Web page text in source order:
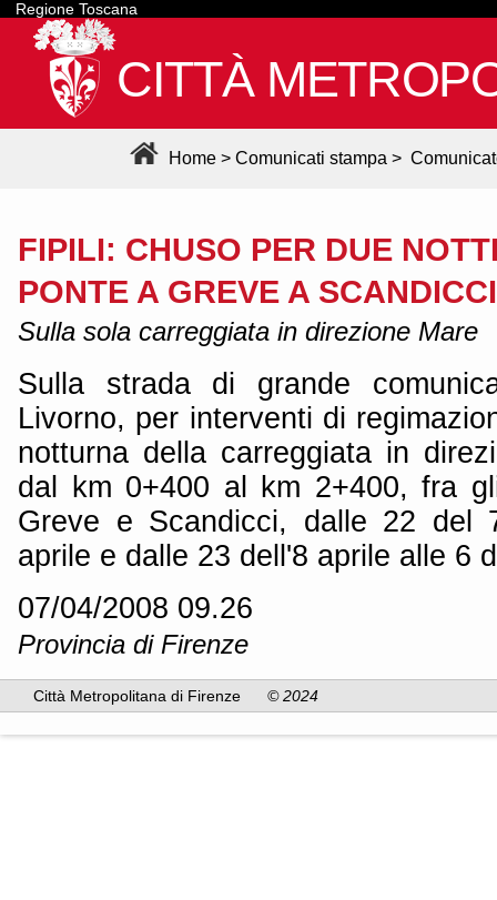
Regione Toscana
CITTÀ
Home > Comunicati stampa >
FIPILI: CHUSO PER DUE
PONTE A GREVE A SCANDICCI
Sulla sola carreggiata in direzione Mare
Sulla strada di grande
Livorno, per interventi di
notturna della carreggiata in
dal km 0+400 al km 2+400, fra
Greve e Scandicci, dalle 22 del
aprile e dalle 23 dell'8 aprile alle 6
07/04/2008 09.26
Provincia di Firenze
Città Metropolitana di Firenze © 2024